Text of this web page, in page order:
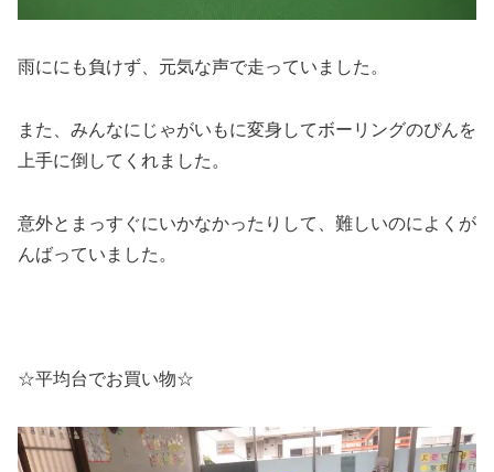
雨ににも負けず、元気な声で走っていました。
また、みんなにじゃがいもに変身してボーリングのぴんを
上手に倒してくれました。
意外とまっすぐにいかなかったりして、難しいのによくが
んばっていました。
☆平均台でお買い物☆